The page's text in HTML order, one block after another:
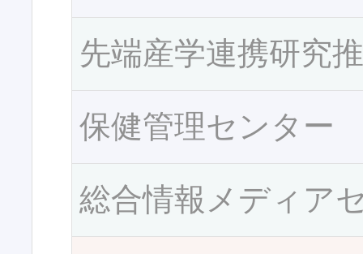
先端産学連携研究
保健管理センター
総合情報メディア